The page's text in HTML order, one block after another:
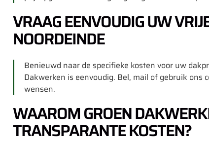
VRAAG EENVOUDIG UW
NOORDEINDE
Benieuwd naar de specifieke kosten voor uw
Dakwerken is eenvoudig. Bel, mail of gebruik
wensen.
WAAROM GROEN
TRANSPARANTE KOSTEN?